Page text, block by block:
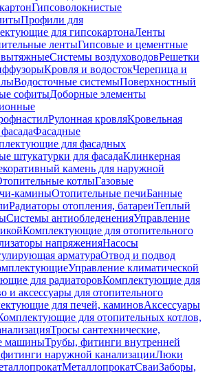
Гипсоволокнистые
Профили для
для гипсокартонаЛенты
лентыГипсовые и цементные
Системы воздуховодовРешетки
Кровля и водостокЧерепица и
Водосточные системыПоверхностный
софитыДоборные элементы
Рулонная кровляКровельная
Фасадные
для фасадных
штукатурки для фасадаКлинкерная
камень для наружной
котлыГазовые
каминыОтопительные печиБанные
Радиаторы отопления, батареиТеплый
Системы антиобледененияУправление
Комплектующие для отопительного
напряженияНасосы
арматураОтвод и подвод
Управление климатической
для радиаторовКомплектующие для
и аксессуары для отопительного
для печей, каминовАксессуары
для отопительных котлов,
Тросы сантехнические,
машиныТрубы, фитинги внутренней
наружной канализацииЛюки
МеталлопрокатСваиЗаборы,